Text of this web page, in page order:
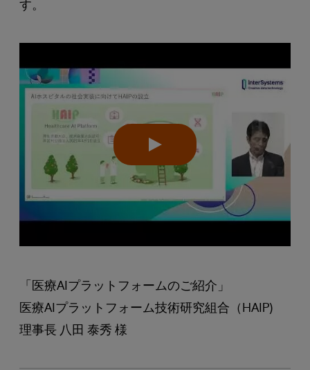
す。
「医療AIプラットフォームのご紹介」
医療AIプラットフォーム技術研究組合（HAIP)
理事長 八田 泰秀 様